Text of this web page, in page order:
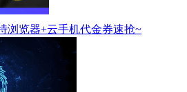
浏览器+云手机代金券速抢~